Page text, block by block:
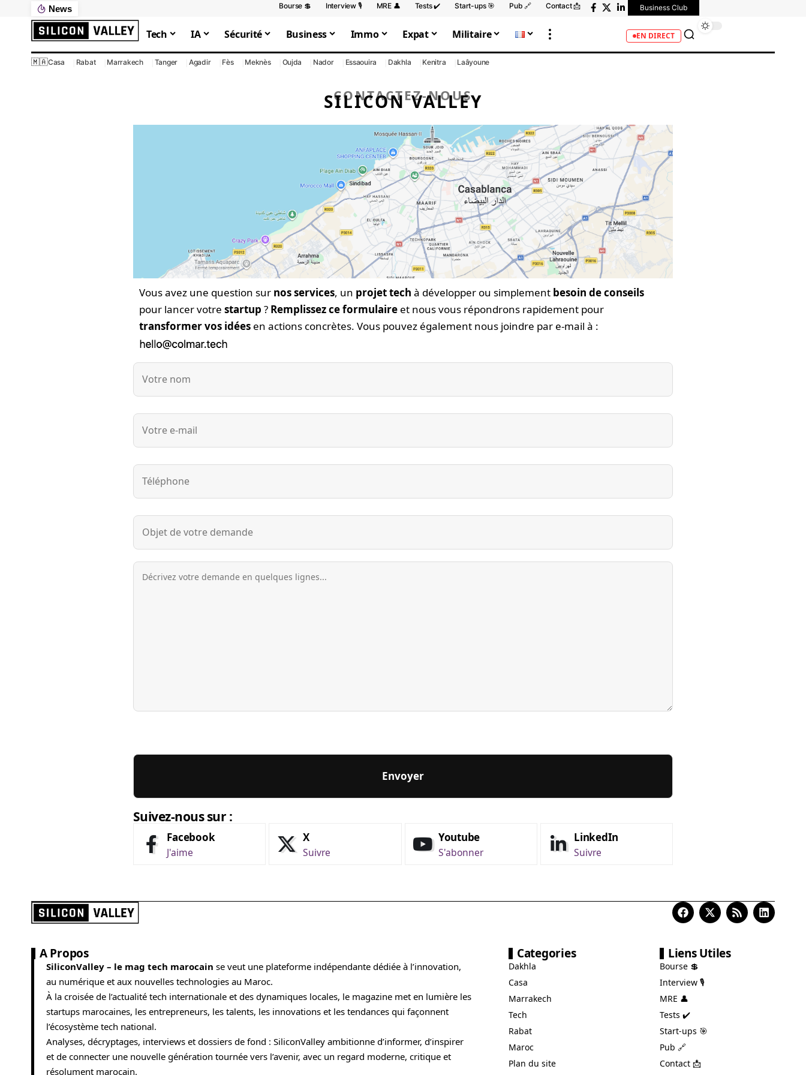
News Bourse 💲 Interview 🎙️ MRE 👤 Tests ✔️ Start-ups 🎯 Pub 🔗 Contact 📩 Business Club
Tech IA Sécurité Business Immo Expat Militaire EN DIRECT
🇲🇦Casa Rabat Marrakech Tanger Agadir Fès Meknès Oujda Nador Essaouira Dakhla Kenitra Laâyoune
CONTACTEZ-NOUS
SILICON VALLEY
Vous avez une question sur nos services, un projet tech à développer ou simplement besoin de conseils
pour lancer votre startup ? Remplissez ce formulaire et nous vous répondrons rapidement pour
transformer vos idées en actions concrètes. Vous pouvez également nous joindre par e-mail à :
Suivez-nous sur :
Facebook
J'aime
X
Suivre
Youtube
S'abonner
LinkedIn
Suivre
A Propos
SiliconValley – le mag tech marocain se veut une plateforme indépendante dédiée à l’innovation,
au numérique et aux nouvelles technologies au Maroc.
À la croisée de l’actualité tech internationale et des dynamiques locales, le magazine met en lumière les
startups marocaines, les entrepreneurs, les talents, les innovations et les tendances qui façonnent
l’écosystème tech national.
Analyses, décryptages, interviews et dossiers de fond : SiliconValley ambitionne d’informer, d’inspirer
et de connecter une nouvelle génération tournée vers l’avenir, avec un regard moderne, critique et
résolument marocain.
Categories
Dakhla
Casa
Marrakech
Tech
Rabat
Maroc
Plan du site
Liens Utiles
Bourse 💲
Interview 🎙️
MRE 👤
Tests ✔️
Start-ups 🎯
Pub 🔗
Contact 📩